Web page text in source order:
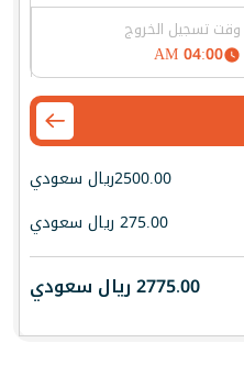
وقت تسجيل الخروج
04:00 AM
2500.00ريال سعودي
275.00 ريال سعودي
2775.00ريال سعودي